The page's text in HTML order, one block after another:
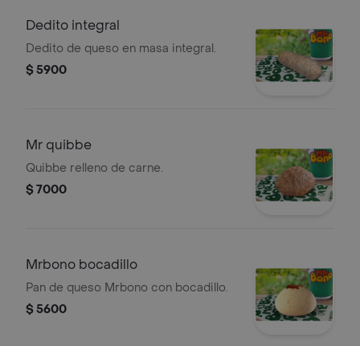
Dedito integral
Dedito de queso en masa integral.
$ 5900
Mr quibbe
Quibbe relleno de carne.
$ 7000
Mrbono bocadillo
Pan de queso Mrbono con bocadillo.
$ 5600